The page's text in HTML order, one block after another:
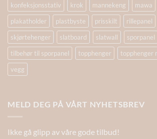
konfeksjonsstativ
krok mannekeng mawa
plakatholder
plastbyste prisskilt rillepanel
skjørtehenger
slatboard slatwall sporpanel
tilbehør til sporpanel
topphenger topphenger
vegg
MELD DEG PÅ VÅRT NYHETSBREV
Ikke gå glipp av våre gode tilbud!